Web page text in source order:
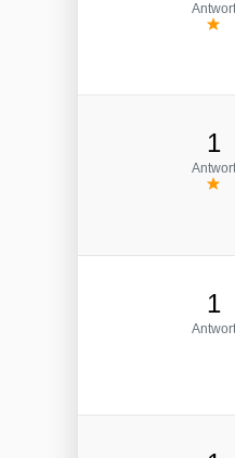
Antwort
1
Antwort
1
Antwort